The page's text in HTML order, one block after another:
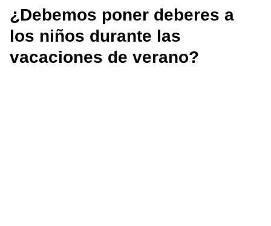
¿Debemos poner deberes a
los niños durante las
vacaciones de verano?